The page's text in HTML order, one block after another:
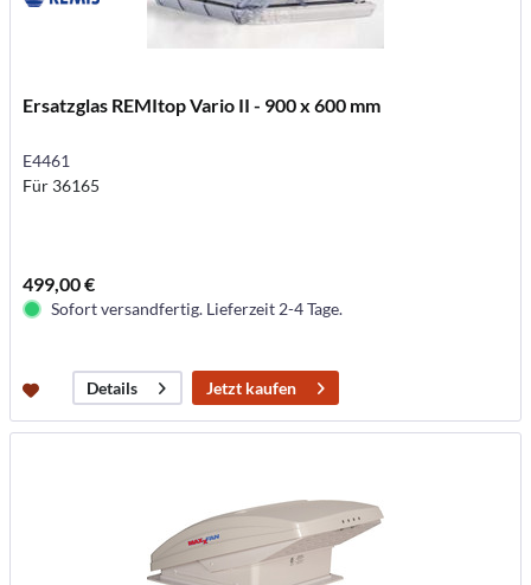
Ersatzglas REMItop Vario II - 900 x 600 mm
E4461
Für 36165
499,00 €
Sofort versandfertig. Lieferzeit 2-4 Tage.
Details Jetzt kaufen